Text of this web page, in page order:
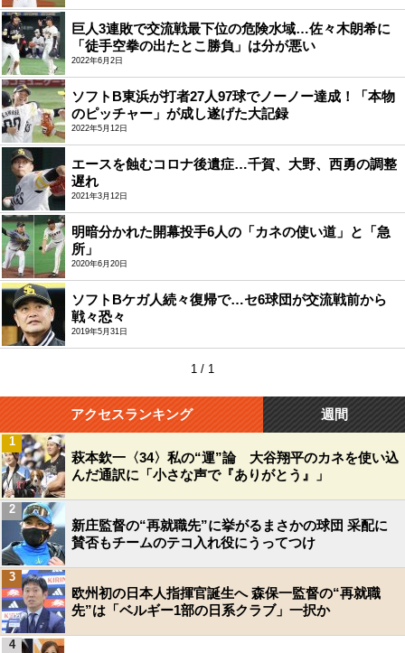
巨人3連敗で交流戦最下位の危険水域…佐々木朗希に
「徒手空拳の出たとこ勝負」は分が悪い
2022年6月2日
ソフトB東浜が打者27人97球でノーノー達成！「本物
のピッチャー」が成し遂げた大記録
2022年5月12日
エースを蝕むコロナ後遺症…千賀、大野、西勇の調整
遅れ
2021年3月12日
明暗分かれた開幕投手6人の「カネの使い道」と「急
所」
2020年6月20日
ソフトBケガ人続々復帰で…セ6球団が交流戦前から
戦々恐々
2019年5月31日
1 / 1
アクセスランキング 週間
萩本欽一〈34〉私の“運”論 大谷翔平のカネを使い込
んだ通訳に「小さな声で『ありがとう』」
1
新庄監督の“再就職先”に挙がるまさかの球団 采配に
賛否もチームのテコ入れ役にうってつけ
2
欧州初の日本人指揮官誕生へ 森保一監督の“再就職
先”は「ベルギー1部の日系クラブ」一択か
3
4